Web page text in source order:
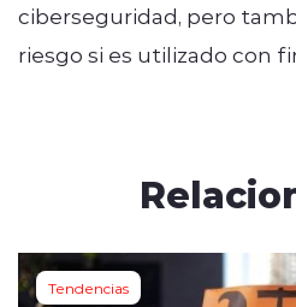
ciberseguridad, pero
riesgo si es utilizado con
Tendencias